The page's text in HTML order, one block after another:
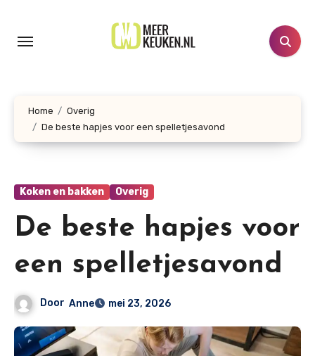
inhoud
Home
Overig
De beste hapjes voor een spelletjesavond
Koken en bakken Overig
De beste hapjes voor
een spelletjesavond
Door Anne mei 23, 2026